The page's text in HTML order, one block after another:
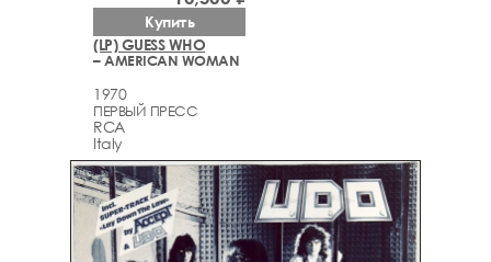
(LP) GUESS WHO
– AMERICAN WOMAN
1970
ПЕРВЫЙ ПРЕСС
RCA
Italy
Купить